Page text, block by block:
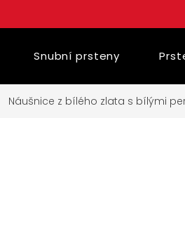
Snubní prsteny
Náušnice z bílého zlata s bílými